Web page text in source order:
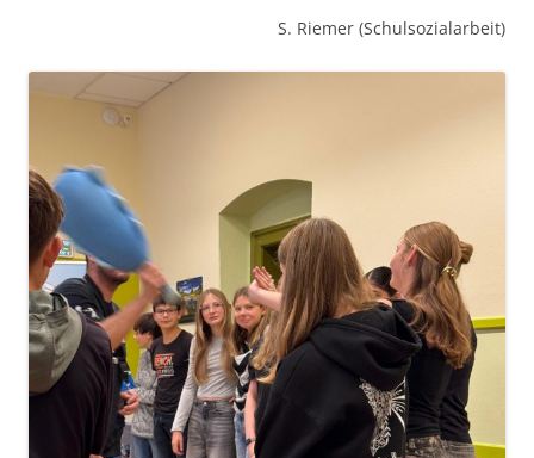
S. Riemer (Schulsozialarbeit)